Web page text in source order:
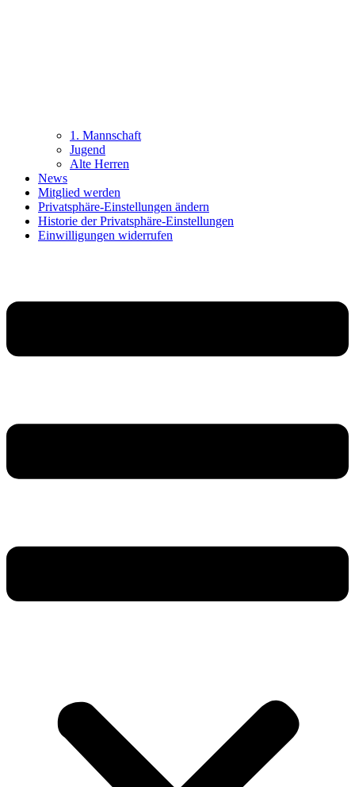
1. Mannschaft
Jugend
Alte Herren
News
Mitglied werden
Privatsphäre-Einstellungen ändern
Historie der Privatsphäre-Einstellungen
Einwilligungen widerrufen